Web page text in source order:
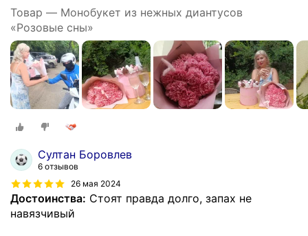
Товар — Монобукет из нежных диантусов
«Розовые сны»
Султан Боровлев
6 отзывов
26 мая 2024
Достоинства: Стоят правда долго, запах не
навязчивый